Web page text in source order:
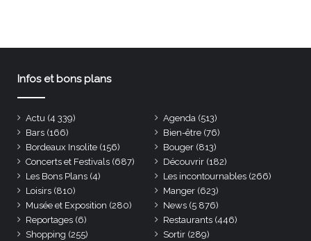
Infos et bons plans
Actu (4 339) Agenda (513)
Bars (166) Bien-être (76)
Bordeaux Insolite (156) Bouger (813)
Concerts et Festivals (687) Découvrir (182)
Les Bons Plans (4) Les incontournables (266)
Loisirs (810) Manger (623)
Musée et Exposition (280) News (5 876)
Reportages (6) Restaurants (446)
Shopping (255) Sortir (289)